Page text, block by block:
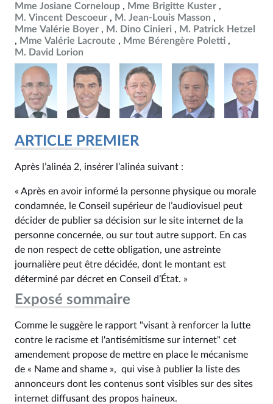
Mme Josiane Corneloup
Mme Brigitte Kuster
M. Vincent Descoeur
M. Jean-Louis Masson
Mme Valérie Boyer
M. Dino Cinieri
M. Patrick Hetzel
Mme Valérie Lacroute
Mme Bérengère Poletti
M. David Lorion
ARTICLE PREMIER
Après l’alinéa 2, insérer l’alinéa suivant :
« Après en avoir informé la personne physique ou morale
condamnée, le Conseil supérieur de l’audiovisuel peut
décider de publier sa décision sur le site internet de la
personne concernée, ou sur tout autre support. En cas
de non respect de cette obligation, une astreinte
journalière peut être décidée, dont le montant est
déterminé par décret en Conseil d’État. »
Exposé sommaire
Comme le suggère le rapport "visant à renforcer la lutte
contre le racisme et l'antisémitisme sur internet" cet
amendement propose de mettre en place le mécanisme
de « Name and shame », qui vise à publier la liste des
annonceurs dont les contenus sont visibles sur des sites
internet diffusant des propos haineux.